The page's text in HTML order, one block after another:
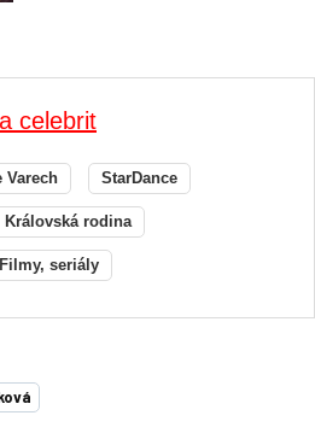
celebrit
Varech StarDance
Královská rodina
seriály